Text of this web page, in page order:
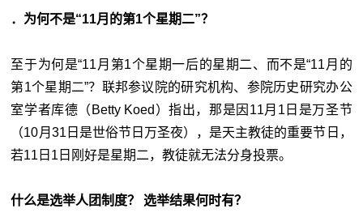
．为何不是“11月的第1个星期二”？
至于为何是“11月第1个星期一后的星期二、而不是“11月的
第1个星期二”？联邦参议院的研究机构、参院历史研究办公
室学者库德（Betty Koed）指出，那是因11月1日是万圣节
（10月31日是世俗节日万圣夜），是天主教徒的重要节日，
若11日1日刚好是星期二，教徒就无法分身投票。
什么是选举人团制度？ 选举结果何时有？